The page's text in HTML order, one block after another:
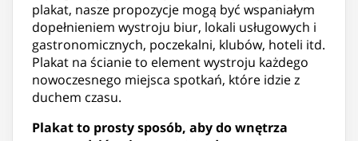
plakat, nasze propozycje mogą być wspaniałym
dopełnieniem wystroju biur, lokali usługowych i
gastronomicznych, poczekalni, klubów, hoteli itd.
Plakat na ścianie to element wystroju każdego
nowoczesnego miejsca spotkań, które idzie z
duchem czasu.
Plakat to prosty sposób, aby do wnętrza